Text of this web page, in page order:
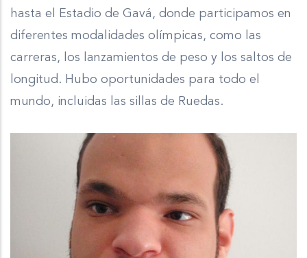
hasta el Estadio de Gavá, donde participamos en
diferentes modalidades olímpicas, como las
carreras, los lanzamientos de peso y los saltos de
longitud. Hubo oportunidades para todo el
mundo, incluidas las sillas de Ruedas.